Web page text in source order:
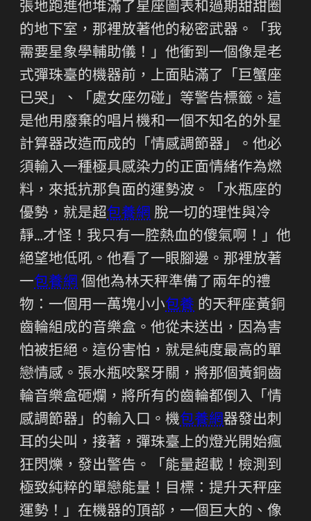
張地跑進他堆滿了星座圖表和過期甜甜圈
的地下室，那裡放著他的秘密武器。「我
需要星象學輔助儀！」他衝到一個像是老
式彈珠臺的機器前，上面貼滿了「巨蟹座
已哭」、「處女座勿碰」等警告標籤。這
是他用廢棄的唱片機和一個不知名的外星
計算器改造而成的「情感調節器」。他必
須輸入一種極具感染力的正面情緒作為燃
料，來抵抗那負面的運勢波。「水瓶座的
優勢，就是超包養網 脫一切的理性與冷
靜…才怪！我只有一腔熱血的傻氣啊！」他
絕望地低吼。他看了一眼腳邊。那裡放著
一包養網 個他為林天秤準備了兩年的禮
物：一個用一萬塊小小包養 的天秤座黃銅
齒輪組成的音樂盒。他從未送出，因為害
怕被拒絕。這份害怕，就是純度最高的單
戀情感。張水瓶咬緊牙關，將那個黃銅齒
輪音樂盒砸爛，將所有的齒輪都倒入「情
感調節器」的輸入口。機包養網器發出刺
耳的尖叫，接著，彈珠臺上的燈光開始瘋
狂閃爍，發出警告。「能量超載！檢測到
極致純粹的單戀能量！目標：提升天秤座
運勢！」在機器的頂部，一個巨大的、像